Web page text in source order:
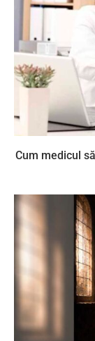
Cum medicul